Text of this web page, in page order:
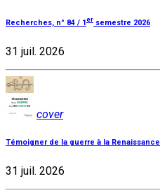
Recherches, n° 84 / 1er semestre 2026
31 juil. 2026
cover
Témoigner de la guerre à la Renaissance
31 juil. 2026